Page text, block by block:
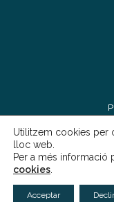
Utilitzem cookies per
lloc web.
Per a més
cookies
Acceptar